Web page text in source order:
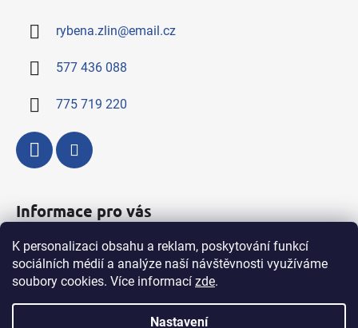
K personalizaci obsahu a reklam, poskytování funkcí
sociálních médií a analýze naší návštěvnosti využíváme
soubory cookies. Více informací zde.
Nastavení
rybena.zlin@email.cz
577 436 088
775 719 220
Informace pro vás
Kompletní nabídka výrobků a služeb
Obchodní podmínky